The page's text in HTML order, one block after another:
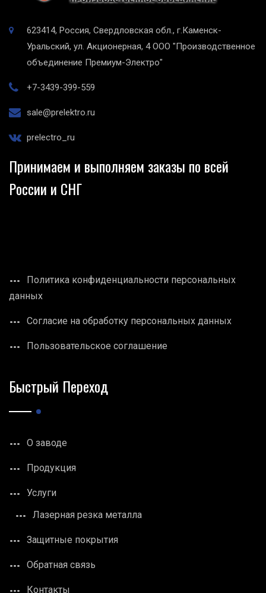
623414, Россия, Свердловская обл., г.Каменск-
Уральский, ул. Акционерная, 4 ООО "Производственное
объединение Премиум-Электро"
+7-3439-399-559
sale@prelektro.ru
prelectro_ru
Принимаем и выполняем заказы по всей
России и СНГ
Политика конфиденциальности персональных
данных
Согласие на обработку персональных данных
Пользовательское соглашение
Быстрый Переход
О заводе
Продукция
Услуги
Лазерная резка металла
Защитные покрытия
Обратная связь
Контакты